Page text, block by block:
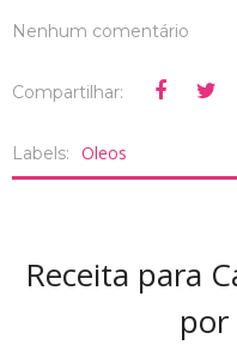
Nenhum comentário
Compartilhar:
Labels: Oleos
Receita para
por